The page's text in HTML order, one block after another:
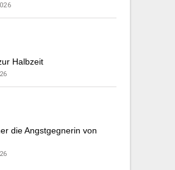
Halbzeit
die Angstgegnerin von